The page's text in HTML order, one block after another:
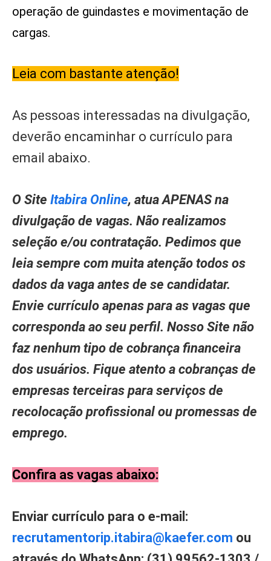
operação de guindastes e movimentação de
cargas.
Leia com bastante atenção!
As pessoas interessadas na divulgação,
deverão encaminhar o currículo para
email abaixo.
O Site Itabira Online, atua APENAS na
divulgação de vagas. Não realizamos
seleção e/ou contratação. Pedimos que
leia sempre com muita atenção todos os
dados da vaga antes de se candidatar.
Envie currículo apenas para as vagas que
corresponda ao seu perfil. Nosso Site não
faz nenhum tipo de cobrança financeira
dos usuários. Fique atento a cobranças de
empresas terceiras para serviços de
recolocação profissional ou promessas de
emprego.
Confira as vagas abaixo:
Enviar currículo para o e-mail:
recrutamentorip.itabira@kaefer.com ou